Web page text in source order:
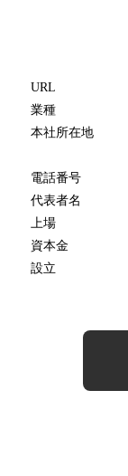
URL
業種
本社所在地
電話番号
代表者名
上場
資本金
設立